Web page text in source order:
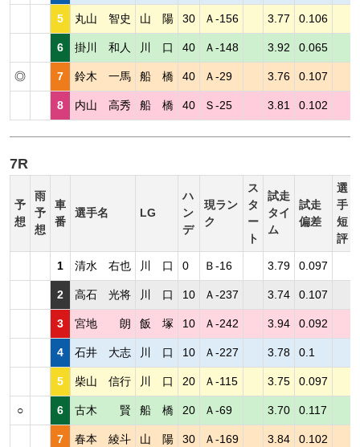
5 丸山 智史 山 陽 30 Ａ-156 3.77 0.106
6 掛川 和人 川 口 40 Ａ-148 3.92 0.065
◎ 7 鈴木 一馬 船 橋 40 Ａ-29 3.76 0.107
8 内山 高秀 船 橋 40 Ｓ-25 3.81 0.102
7R
予
想
雨
予
想
車
番
選手名 LG
ハ
ン
デ
現ラン
ク
ス
タ
ー
ト
試走
タイ
ム
試走
偏差
選
手
短
評
1 清水 右也 川 口 0 Ｂ-16 3.79 0.097
2 高石 光将 川 口 10 Ａ-237 3.74 0.107
3 宮地 朗 飯 塚 10 Ａ-242 3.94 0.092
4 石井 大志 川 口 10 Ａ-227 3.78 0.1
5 柴山 信行 川 口 20 Ａ-115 3.75 0.097
○ 6 古木 賢 船 橋 20 Ａ-69 3.70 0.117
7 春本 綾斗 山 陽 30 Ａ-169 3.84 0.102